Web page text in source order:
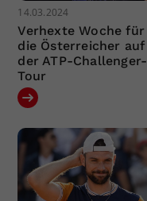
14.03.2024
Verhexte Woche für
die Österreicher auf
der ATP-Challenger-
Tour